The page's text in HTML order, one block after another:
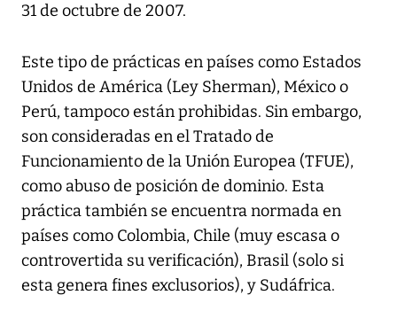
31 de octubre de 2007.
Este tipo de prácticas en países como Estados
Unidos de América (Ley Sherman), México o
Perú, tampoco están prohibidas. Sin embargo,
son consideradas en el Tratado de
Funcionamiento de la Unión Europea (TFUE),
como abuso de posición de dominio. Esta
práctica también se encuentra normada en
países como Colombia, Chile (muy escasa o
controvertida su verificación), Brasil (solo si
esta genera fines exclusorios), y Sudáfrica.